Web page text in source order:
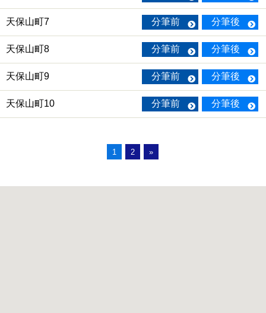
天保山町7 分筆前 分筆後
天保山町8 分筆前 分筆後
天保山町9 分筆前 分筆後
天保山町10 分筆前 分筆後
1 2 »